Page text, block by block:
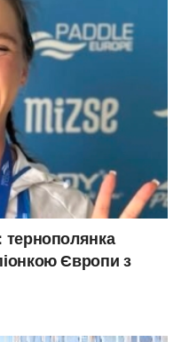
тернополянка
Європи з